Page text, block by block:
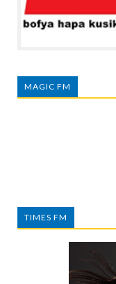
MAGIC FM
TIMES FM